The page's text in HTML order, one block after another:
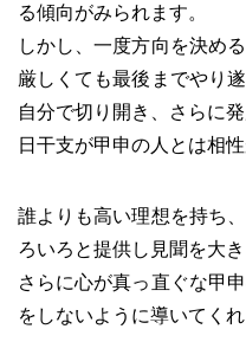
る傾向がみられます。
しかし、一度方向を決め
厳しくても最後までやり
自分で切り開き、さらに
日干支が甲申の人とは相
誰よりも高い理想を持ち
ろいろと提供し見聞を大
さらに心が真っ直ぐな甲
をしないように導いてくれ